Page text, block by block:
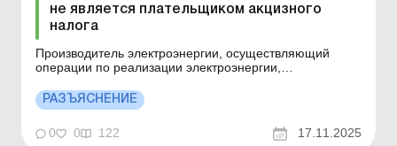
не является плательщиком акцизного
налога
Производитель электроэнергии, осуществляющий
операции по реализации электроэнергии,
когенерационными установками и/или из
возобновляемых источников энергии до 5 МВт в
качестве активного потребителя, который может
осуществлять реализацию электроэнергии без
РАЗЪЯСНЕНИЕ
0 0 122 17.11.2025